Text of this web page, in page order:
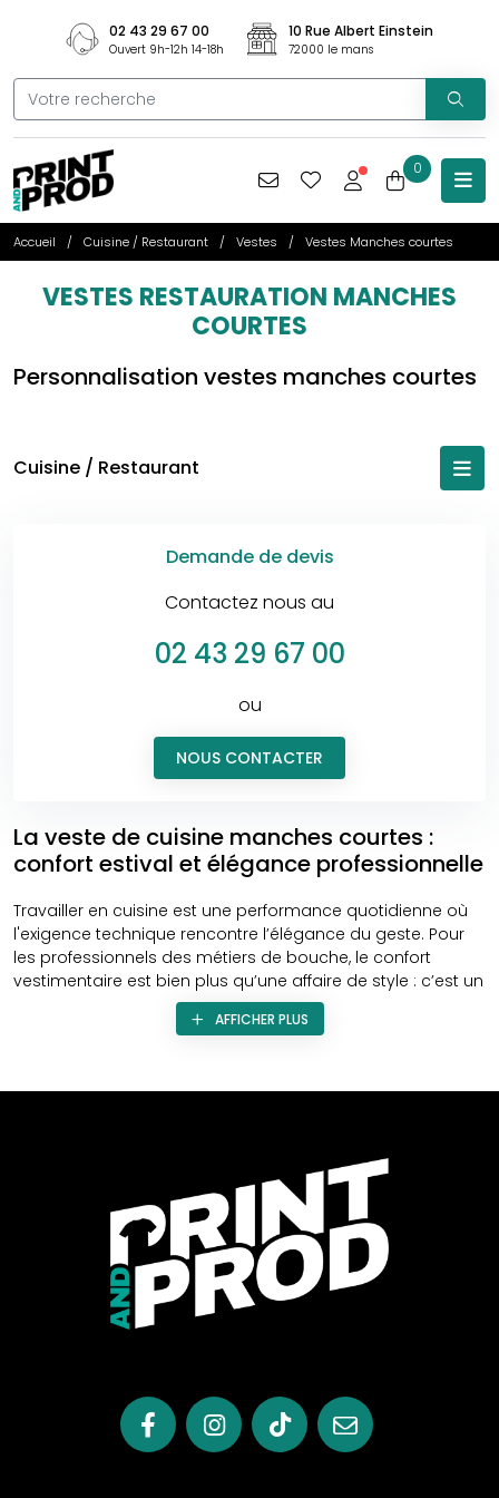
02 43 29 67 00
Ouvert 9h-12h 14-18h
10 Rue Albert Einstein
72000 le mans
0
Accueil Cuisine / Restaurant Vestes Vestes Manches courtes
VESTES RESTAURATION MANCHES
COURTES
Personnalisation vestes manches courtes
Cuisine / Restaurant
Demande de devis
Contactez nous au
02 43 29 67 00
ou
NOUS CONTACTER
La veste de cuisine manches courtes :
confort estival et élégance professionnelle
Travailler en cuisine est une performance quotidienne où
l'exigence technique rencontre l’élégance du geste. Pour
les professionnels des métiers de bouche, le confort
vestimentaire est bien plus qu’une affaire de style : c’est un
impératif de bien-être, d’efficacité et d’hygiène. C’est dans
Print & Prodpropose une gamme de
d’un vêtement qui permette au corps de respirer. Les
manches courtes offrent cette liberté, en laissant circuler
l’air tout en maintenant une coupe ajustée et fonctionnelle.
La fluidité des mouvements, la régulation de la chaleur
corporelle et le maintien d’un aspect soigné sont assurés
tout au long du service. En cuisine comme en extérieur, lors
d’un événement ou d’un service traiteur, la veste manches
courtes devient le compagnon de confiance de l’artisan
Une veste de cuisine qui allie confort,
technicité et esthétisme
AFFICHER PLUS